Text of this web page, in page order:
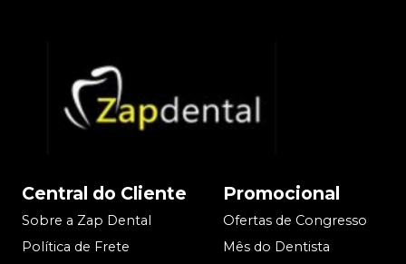
Central do Cliente
Sobre a Zap Dental
Política de Frete
Promocional
Ofertas de Congresso
Mês do Dentista